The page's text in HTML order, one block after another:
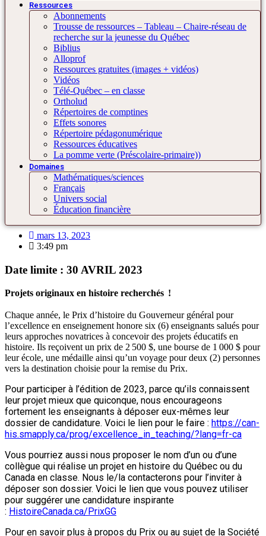
Ressources
Abonnements
Trousse de ressources – Tableau – Chaire-réseau de
recherche sur la jeunesse du Québec
Biblius
Alloprof
Ressources gratuites (images + vidéos)
Vidéos
Télé-Québec – en classe
Ortholud
Répertoires de comptines
Effets sonores
Répertoire pédagonumérique
Ressources éducatives
La pomme verte (Préscolaire-primaire))
Domaines
Mathématiques/sciences
Français
Univers social
Éducation financière
mars 13, 2023
3:49 pm
Date limite : 30 AVRIL 2023
Projets originaux en histoire recherchés !
Chaque année, le Prix d’histoire du Gouverneur général pour
l’excellence en enseignement honore six (6) enseignants salués pour
leurs approches novatrices à concevoir des projets éducatifs en
histoire. Ils reçoivent un prix de 2 500 $, une bourse de 1 000 $ pour
leur école, une médaille ainsi qu’un voyage pour deux (2) personnes
vers la destination choisie pour la remise du Prix.
Pour participer à l’édition de 2023, parce qu’ils connaissent
leur projet mieux que quiconque, nous encourageons
fortement les enseignants à déposer eux-mêmes leur
dossier de candidature. Voici le lien pour le faire : https://can-
his.smapply.ca/prog/excellence_in_teaching/?lang=fr-ca
Vous pourriez aussi nous proposer le nom d’un ou d’une
collègue qui réalise un projet en histoire du Québec ou du
Canada en classe. Nous le/la contacterons pour l’inviter à
déposer son dossier. Voici le lien que vous pouvez utiliser
pour suggérer une candidature inspirante
: HistoireCanada.ca/PrixGG
Pour en savoir plus à propos du Prix ou au sujet de la Société